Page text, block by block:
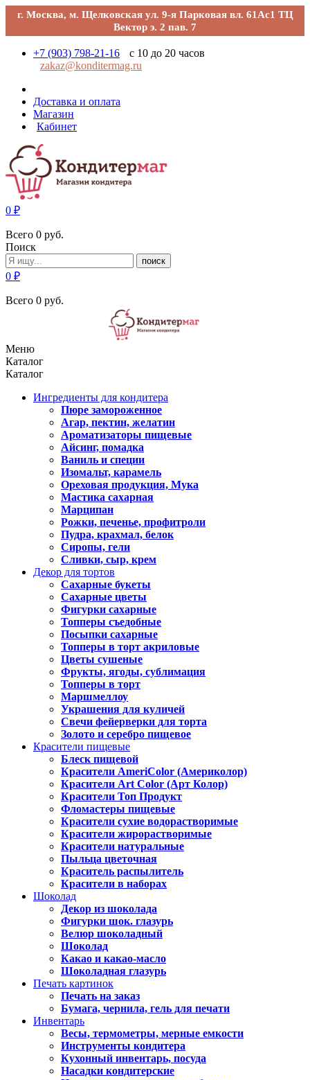
г. Москва, м. Щелковская ул. 9-я Парковая вл. 61Ас1 ТЦ
Вектор э. 2 пав. 7
+7 (903) 798-21-16
с 10 до 20 часов
zakaz@konditermag.ru
Доставка и оплата
Магазин
Кабинет
0 ₽
Всего 0 руб.
Поиск
поиск
0 ₽
Всего 0 руб.
Меню
Каталог
Каталог
Ингредиенты для кондитера
Пюре замороженное
Агар, пектин, желатин
Ароматизаторы пищевые
Айсинг, помадка
Ваниль и специи
Изомальт, карамель
Ореховая продукция, Мука
Мастика сахарная
Марципан
Рожки, печенье, профитроли
Пудра, крахмал, белок
Сиропы, гели
Сливки, сыр, крем
Декор для тортов
Сахарные букеты
Сахарные цветы
Фигурки сахарные
Топперы съедобные
Посыпки сахарные
Топперы в торт акриловые
Цветы сушеные
Фрукты, ягоды, сублимация
Топперы в торт
Маршмеллоу
Украшения для куличей
Свечи фейерверки для торта
Золото и серебро пищевое
Красители пищевые
Блеск пищевой
Красители AmeriColor (Америколор)
Красители Art Color (Арт Колор)
Красители Топ Продукт
Фломастеры пищевые
Красители сухие водорастворимые
Красители жирорастворимые
Красители натуральные
Пыльца цветочная
Краситель распылитель
Красители в наборах
Шоколад
Декор из шоколада
Фигурки шок. глазурь
Велюр шоколадный
Шоколад
Какао и какао-масло
Шоколадная глазурь
Печать картинок
Печать на заказ
Бумага, чернила, гель для печати
Инвентарь
Весы, термометры, мерные емкости
Инструменты кондитера
Кухонный инвентарь, посуда
Насадки кондитерские